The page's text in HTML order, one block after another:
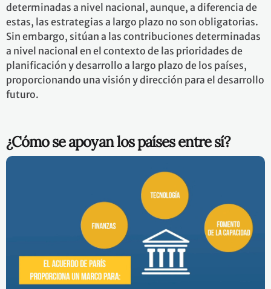
determinadas a nivel nacional, aunque, a diferencia de
estas, las estrategias a largo plazo no son obligatorias.
Sin embargo, sitúan a las contribuciones determinadas
a nivel nacional en el contexto de las prioridades de
planificación y desarrollo a largo plazo de los países,
proporcionando una visión y dirección para el desarrollo
futuro.
¿Cómo se apoyan los países entre sí?